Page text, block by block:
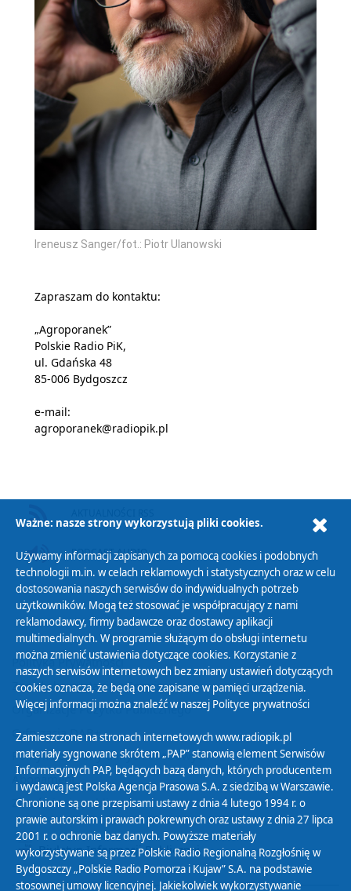
Ireneusz Sanger/fot.: Piotr Ulanowski
Zapraszam do kontaktu:
„Agroporanek”
Polskie Radio PiK,
ul. Gdańska 48
85-006 Bydgoszcz
e-mail:
agroporanek@radiopik.pl
PODCAST AUDIO
Polityka Prywatności
Zasady korzystania z Serwisu
Organizacje Pożytku Publicznego
Cyfryzacja DAB+
Polityka ochrony danych osobowych
Abonament
Zamówienia publiczne
Biuletyn Informacji Publicznej
Ważne: nasze strony wykorzystują pliki cookies.
Używamy informacji zapisanych za pomocą cookies i podobnych
technologii m.in. w celach reklamowych i statystycznych oraz w celu
dostosowania naszych serwisów do indywidualnych potrzeb
użytkowników. Mogą też stosować je współpracujący z nami
reklamodawcy, firmy badawcze oraz dostawcy aplikacji
multimedialnych. W programie służącym do obsługi internetu
można zmienić ustawienia dotyczące cookies. Korzystanie z
naszych serwisów internetowych bez zmiany ustawień dotyczących
cookies oznacza, że będą one zapisane w pamięci urządzenia.
Więcej informacji można znaleźć w naszej Polityce prywatności
Zamieszczone na stronach internetowych www.radiopik.pl
materiały sygnowane skrótem „PAP” stanowią element Serwisów
Informacyjnych PAP, będących bazą danych, których producentem
i wydawcą jest Polska Agencja Prasowa S.A. z siedzibą w Warszawie.
Chronione są one przepisami ustawy z dnia 4 lutego 1994 r. o
prawie autorskim i prawach pokrewnych oraz ustawy z dnia 27 lipca
2001 r. o ochronie baz danych. Powyższe materiały
wykorzystywane są przez Polskie Radio Regionalną Rozgłośnię w
Bydgoszczy „Polskie Radio Pomorza i Kujaw” S.A. na podstawie
stosownej umowy licencyjnej. Jakiekolwiek wykorzystywanie